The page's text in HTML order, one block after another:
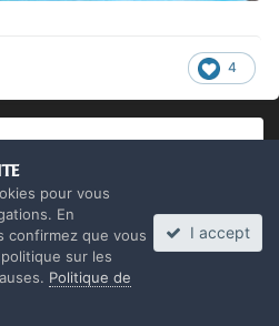
4
2024
pour vous
En
confirmez que vous
sur les
Politique de
I accept